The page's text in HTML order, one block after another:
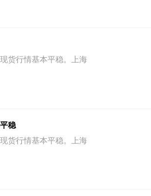
货行情基本平稳。上海
稳
货行情基本平稳。上海